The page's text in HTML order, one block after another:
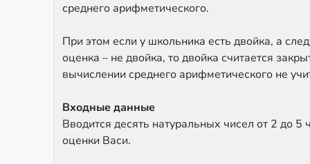
среднего арифметического.
При этом если у школьника есть двойка, а
оценка – не двойка, то двойка считается
вычислении среднего арифметического не
Входные данные
Вводится десять натуральных чисел от 2 до 5
оценки Васи.